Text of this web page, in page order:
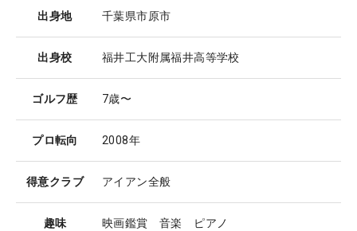
出身地 千葉県市原市
出身校 福井工大附属福井高等学校
ゴルフ歴 7歳〜
プロ転向 2008年
得意クラブ アイアン全般
趣味 映画鑑賞 音楽 ピアノ